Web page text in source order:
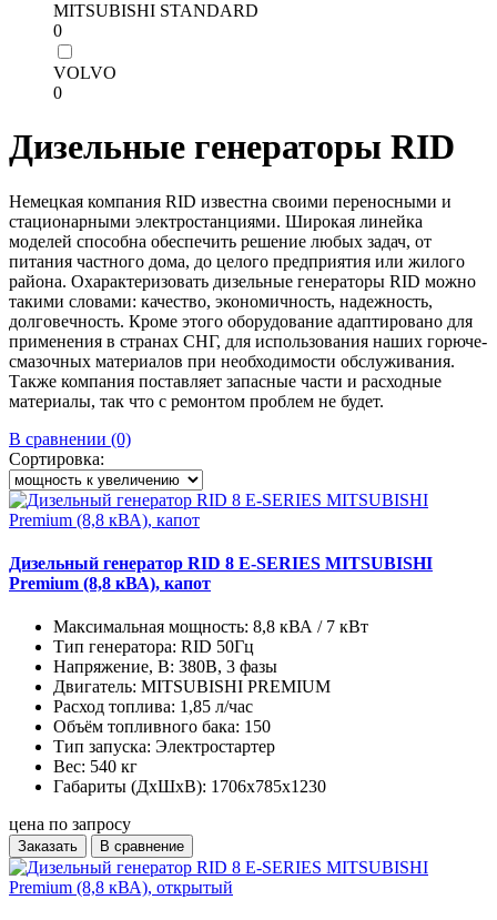
MITSUBISHI STANDARD
0
VOLVO
0
Дизельные генераторы RID
Немецкая компания RID известна своими переносными и
стационарными электростанциями. Широкая линейка
моделей способна обеспечить решение любых задач, от
питания частного дома, до целого предприятия или жилого
района. Охарактеризовать дизельные генераторы RID можно
такими словами: качество, экономичность, надежность,
долговечность. Кроме этого оборудование адаптировано для
применения в странах СНГ, для использования наших горюче-
смазочных материалов при необходимости обслуживания.
Также компания поставляет запасные части и расходные
материалы, так что с ремонтом проблем не будет.
В сравнении (0)
Сортировка:
Дизельный генератор RID 8 E-SERIES MITSUBISHI
Premium (8,8 кВА), капот
Максимальная мощность: 8,8 кВА / 7 кВт
Тип генератора: RID 50Гц
Напряжение, В: 380В, 3 фазы
Двигатель: MITSUBISHI PREMIUM
Расход топлива: 1,85 л/час
Объём топливного бака: 150
Тип запуска: Электростартер
Вес: 540 кг
Габариты (ДхШхВ): 1706x785x1230
цена по запросу
Заказать В сравнение